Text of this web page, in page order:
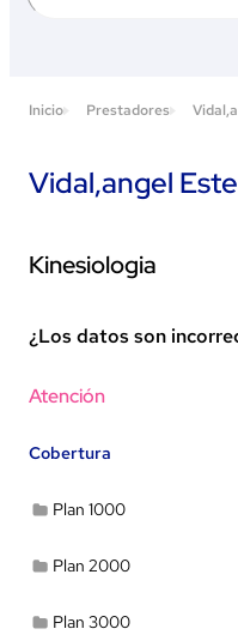
Inicio Prestadores
Vidal,angel
Kinesiologia
Ver en Google Maps
¿Los datos son
Atención
Cobertura
Plan 1000
Plan 2000
Plan 3000